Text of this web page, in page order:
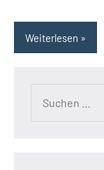
Weiterlesen